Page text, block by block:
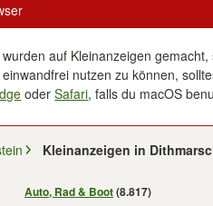
auf Kleinanzeigen
nutzen zu können,
oderSafari, falls du macOS
Kleinanzeigen in
Auto, Rad & Boot(8.817)